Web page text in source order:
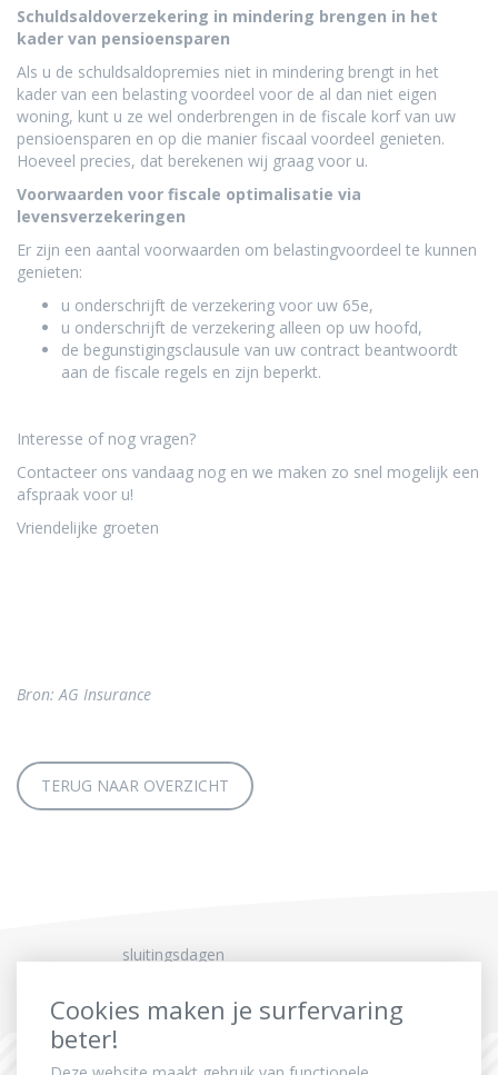
Schuldsaldoverzekering in mindering brengen in het
kader van pensioensparen
​Als u de schuldsaldopremies niet in mindering brengt in het
kader van een belasting voordeel voor de al dan niet eigen
woning, kunt u ze wel onderbrengen in de fiscale korf van uw
pensioensparen en op die manier fiscaal voordeel genieten.
Hoeveel precies, dat berekenen wij graag voor u.
Voorwaarden voor fiscale optimalisatie via
levensverzekeringen
Er zijn een aantal voorwaarden om belastingvoordeel te kunnen
genieten:
u onderschrijft de verzekering voor uw 65e,
u onderschrijft de verzekering alleen op uw hoofd,
de begunstigingsclausule van uw contract beantwoordt
aan de fiscale regels en zijn beperkt.
Interesse of nog vragen?
Contacteer ons vandaag nog en we maken zo snel mogelijk een
afspraak voor u!
Vriendelijke groeten
Bron: AG Insurance
TERUG NAAR OVERZICHT
sluitingsdagen
Cookies maken je surfervaring
beter!